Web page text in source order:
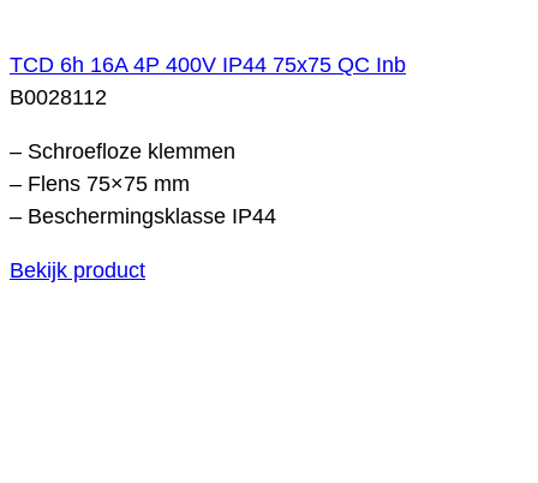
TCD 6h 16A 4P 400V IP44 75x75 QC Inb
B0028112
– Schroefloze klemmen
– Flens 75×75 mm
– Beschermingsklasse IP44
Bekijk product